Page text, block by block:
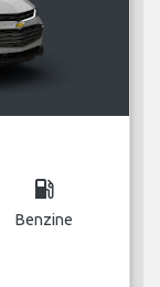
local_gas_station
Benzine